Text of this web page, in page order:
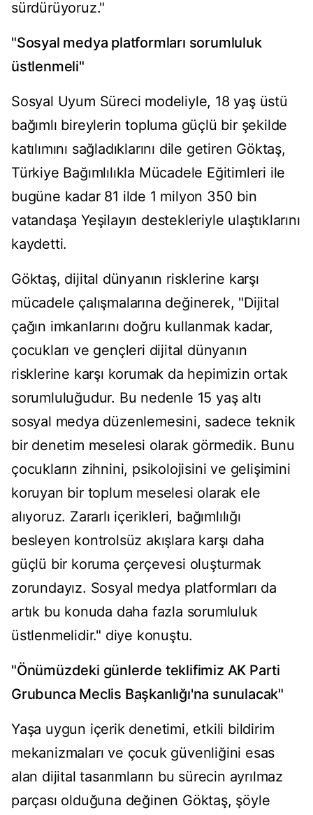
sürdürüyoruz."
"Sosyal medya platformları sorumluluk
üstlenmeli"
Sosyal Uyum Süreci modeliyle, 18 yaş üstü
bağımlı bireylerin topluma güçlü bir şekilde
katılımını sağladıklarını dile getiren Göktaş,
Türkiye Bağımlılıkla Mücadele Eğitimleri ile
bugüne kadar 81 ilde 1 milyon 350 bin
vatandaşa Yeşilayın destekleriyle ulaştıklarını
kaydetti.
Göktaş, dijital dünyanın risklerine karşı
mücadele çalışmalarına değinerek, "Dijital
çağın imkanlarını doğru kullanmak kadar,
çocukları ve gençleri dijital dünyanın
risklerine karşı korumak da hepimizin ortak
sorumluluğudur. Bu nedenle 15 yaş altı
sosyal medya düzenlemesini, sadece teknik
bir denetim meselesi olarak görmedik. Bunu
çocukların zihnini, psikolojisini ve gelişimini
koruyan bir toplum meselesi olarak ele
alıyoruz. Zararlı içerikleri, bağımlılığı
besleyen kontrolsüz akışlara karşı daha
güçlü bir koruma çerçevesi oluşturmak
zorundayız. Sosyal medya platformları da
artık bu konuda daha fazla sorumluluk
üstlenmelidir." diye konuştu.
"Önümüzdeki günlerde teklifimiz AK Parti
Grubunca Meclis Başkanlığı'na sunulacak"
Yaşa uygun içerik denetimi, etkili bildirim
mekanizmaları ve çocuk güvenliğini esas
alan dijital tasarımların bu sürecin ayrılmaz
parçası olduğuna değinen Göktaş, şöyle